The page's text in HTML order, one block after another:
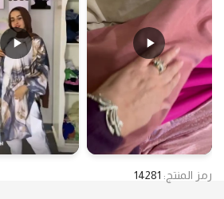
رمز المنتج: 14281